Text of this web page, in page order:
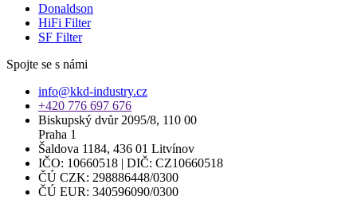
Donaldson
HiFi Filter
SF Filter
Spojte se s námi
info@kkd-industry.cz
+420 776 697 676
Biskupský dvůr 2095/8, 110 00
Praha 1
Šaldova 1184, 436 01 Litvínov
IČO: 10660518 | DIČ: CZ10660518
ČÚ CZK: 298886448/0300
ČÚ EUR: 340596090/0300